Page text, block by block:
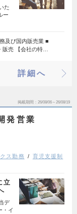
た
ー
及び国内販売業 ■
販売 【会社の特…
詳細へ
掲載期間 26/08/06～26/08/19
発営業
ス勤務
育児支援制
立
デ
・イ